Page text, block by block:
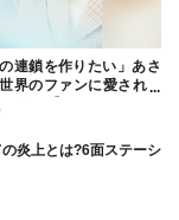
の連鎖を作りたい」あさ
界のファンに愛される
炎上とは?6面ステーシ